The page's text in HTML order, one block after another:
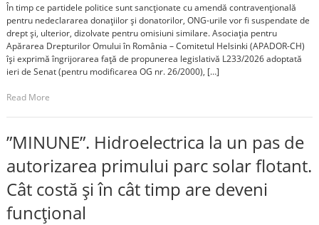
În timp ce partidele politice sunt sancționate cu amendă contravențională
pentru nedeclararea donațiilor și donatorilor, ONG-urile vor fi suspendate de
drept și, ulterior, dizolvate pentru omisiuni similare. Asociația pentru
Apărarea Drepturilor Omului în România – Comitetul Helsinki (APADOR-CH)
își exprimă îngrijorarea față de propunerea legislativă L233/2026 adoptată
ieri de Senat (pentru modificarea OG nr. 26/2000), […]
Read More
”MINUNE”. Hidroelectrica la un pas de
autorizarea primului parc solar flotant.
Cât costă și în cât timp are deveni
funcțional